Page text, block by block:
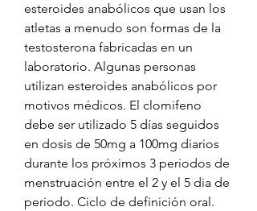
esteroides anabólicos que usan los
atletas a menudo son formas de la
testosterona fabricadas en un
laboratorio. Algunas personas
utilizan esteroides anabólicos por
motivos médicos. El clomifeno
debe ser utilizado 5 días seguidos
en dosis de 50mg a 100mg diarios
durante los próximos 3 periodos de
menstruación entre el 2 y el 5 dia de
periodo. Ciclo de definición oral.